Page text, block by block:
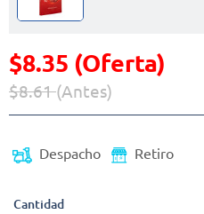
$8.35 (Oferta)
Precio reducido de
$8.61(Antes)
Despacho Retiro
Cantidad